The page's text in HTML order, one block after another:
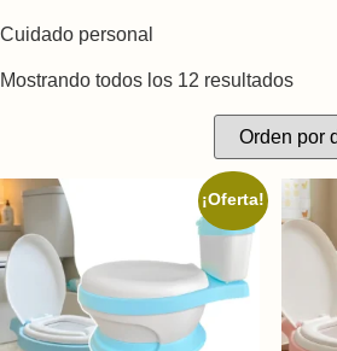
Cuidado personal
Mostrando todos los 12 resultados
¡Oferta!